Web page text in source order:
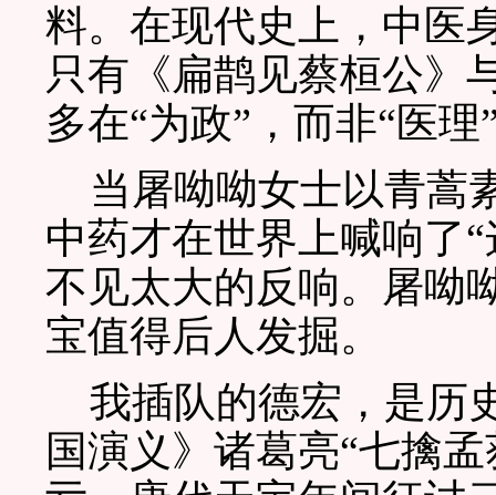
料。在现代史上，中医
只有《扁鹊见蔡桓公》
多在“为政”，而非“医理
当屠呦呦女士以青蒿
中药才在世界上喊响了
不见太大的反响。屠呦
宝值得后人发掘。
我插队的德宏，是历
国演义》诸葛亮“七擒